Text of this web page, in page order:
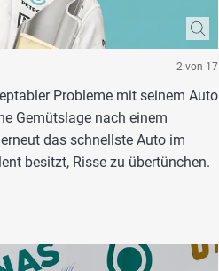
2 von 17
Probleme mit seinem Auto
Gemütslage nach einem
das schnellste Auto im
besitzt, Risse zu übertünchen.